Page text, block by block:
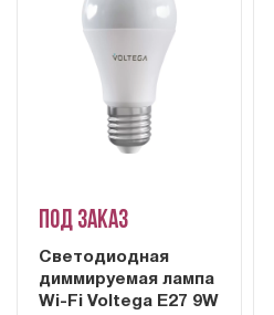
Под заказ
Светодиодная
диммируемая лампа
Wi-Fi Voltega E27 9W